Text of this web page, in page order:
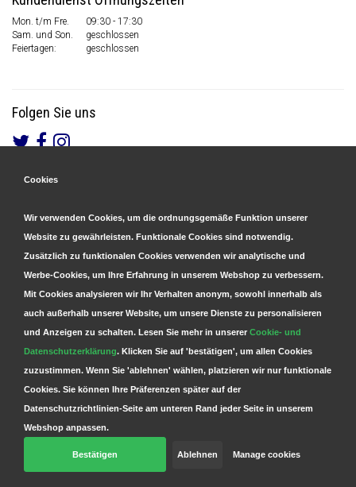
Mon. t/m Fre.
09:30 - 17:30
Sam. und Son.
geschlossen
Feiertagen:
geschlossen
Folgen Sie uns
© Copyright 2026 Parts4GSM - Design byWebdinge.nl
Cookies
Wir verwenden Cookies, um die ordnungsgemäße Funktion unserer
Website zu gewährleisten. Funktionale Cookies sind notwendig.
Zusätzlich zu funktionalen Cookies verwenden wir analytische und
Werbe-Cookies, um Ihre Erfahrung in unserem Webshop zu verbessern.
Mit Cookies analysieren wir Ihr Verhalten anonym, sowohl innerhalb als
auch außerhalb unserer Website, um unsere Dienste zu personalisieren
und Anzeigen zu schalten. Lesen Sie mehr in unserer Cookie- und
Datenschutzerklärung. Klicken Sie auf 'bestätigen', um allen Cookies
zuzustimmen. Wenn Sie 'ablehnen' wählen, platzieren wir nur funktionale
Cookies. Sie können Ihre Präferenzen später auf der
Datenschutzrichtlinien-Seite am unteren Rand jeder Seite in unserem
Webshop anpassen.
Bestätigen Ablehnen Manage cookies